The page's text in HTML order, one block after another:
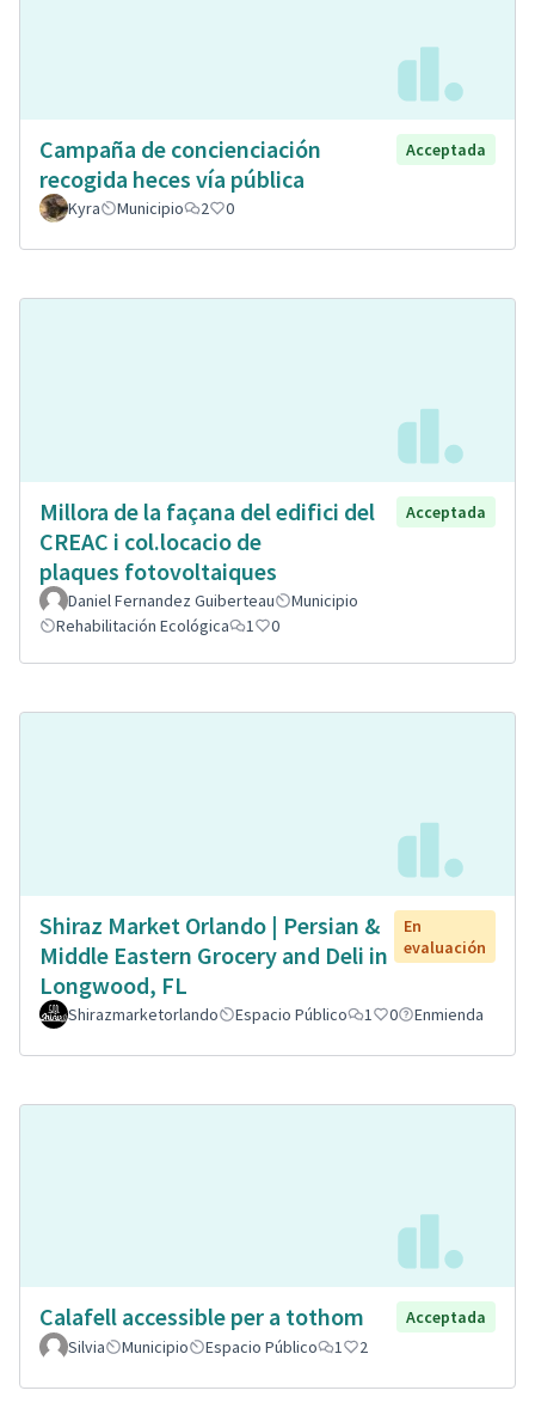
Campaña de concienciación
recogida heces vía pública
Acceptada
Kyra Municipio 2 0
Millora de la façana del edifici del
CREAC i col.locacio de
plaques fotovoltaiques
Acceptada
Daniel Fernandez Guiberteau
Municipio
Rehabilitación Ecológica
1 0
Shiraz Market Orlando | Persian &
Middle Eastern Grocery and Deli in
Longwood, FL
En
evaluación
Shirazmarketorlando Espacio Público 1 0 Enmienda
Calafell accessible per a tothom
Acceptada
Silvia
Municipio Espacio Público 1 2